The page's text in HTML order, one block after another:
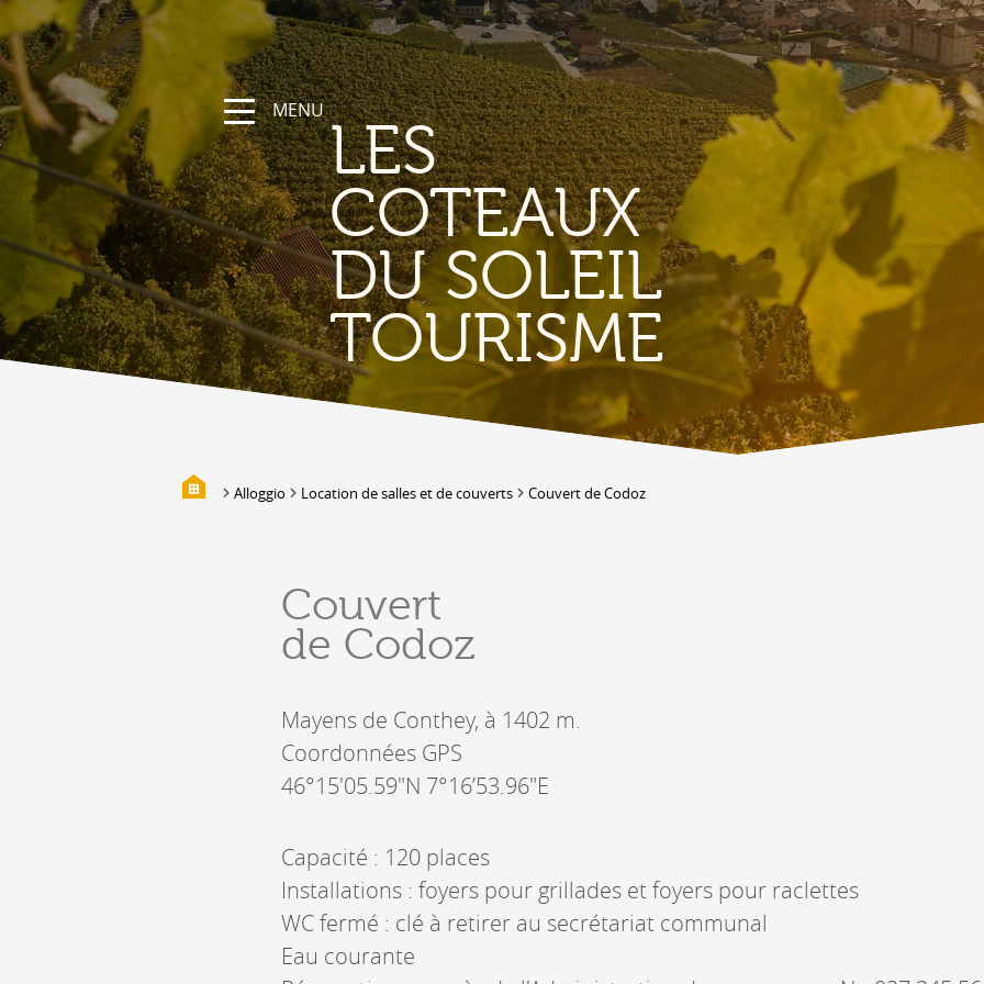
NATURA
La regione
Sentieri escursionistici e sportivi
Vallese a bici
Montagna
Galleria fotografica
TERRITORIO
Vigneti
Produits et magasins du terroir
Borgo di Conthey
Le chiese
Vestiges gallo-romains d'Ardon
Costruzioni antiche
Location de salles et de couverts
Bars, Cafés, Restaurants &
Caveaux de dégustation
MENU
LES
COTEAUX
DU SOLEIL
TOURISME
Alloggio Location de salles et de couverts Couvert de Codoz
Couvert
de Codoz
Mayens de Conthey, à 1402 m.
Coordonnées GPS
46°15'05.59"N 7°16’53.96"E
Capacité : 120 places
Installations : foyers pour grillades et foyers pour raclettes
WC fermé : clé à retirer au secrétariat communal
Eau courante